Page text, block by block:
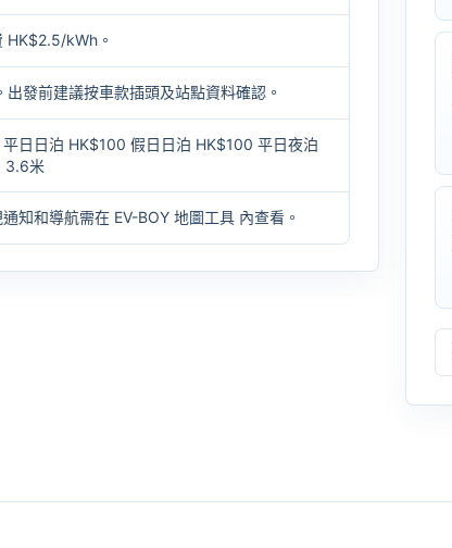
HK$2.5/kWh。
出發前建議按車款插頭及站點資料確認。
日日泊 HK$100 假日日泊 HK$100 平日夜泊
3.6米
知和導航需在 EV-BOY 地圖工具 內查看。